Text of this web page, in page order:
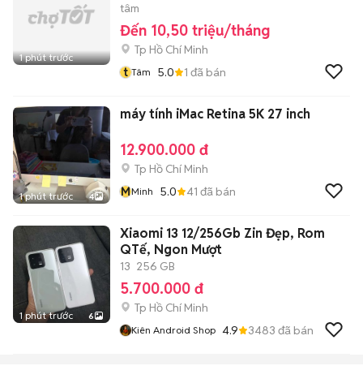
1 phút trước
tâm
Đến 10,50 triệu/tháng
Tp Hồ Chí Minh
t Tâm 5.0 1 đã bán
1 phút trước 4
máy tính iMac Retina 5K 27 inch
12.900.000 đ
Tp Hồ Chí Minh
MMinh 5.0 41 đã bán
1 phút trước 6
Xiaomi 13 12/256Gb Zin Đẹp, Rom
QTế, Ngon Mượt
13 256 GB
5.700.000 đ
Tp Hồ Chí Minh
Kiên Android Shop 4.9 3483 đã bán